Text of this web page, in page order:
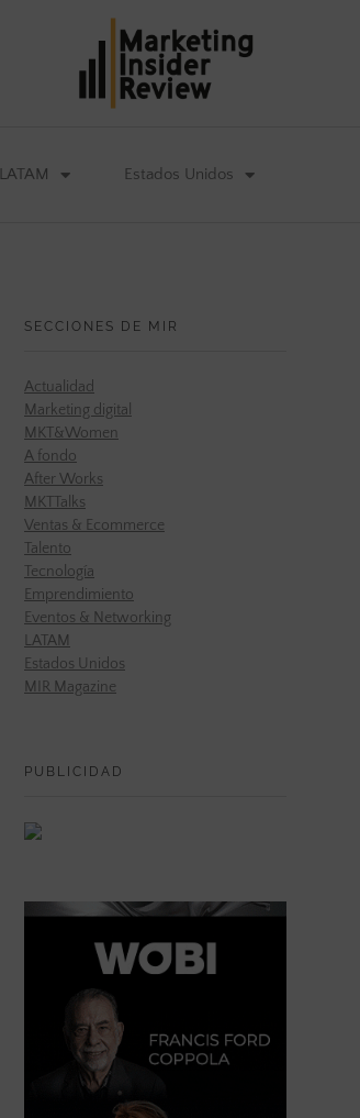
LATAM Estados Unidos
SECCIONES DE MIR
Actualidad
Marketing digital
MKT&Women
A fondo
After Works
MKTTalks
Ventas & Ecommerce
Talento
Tecnología
Emprendimiento
Eventos & Networking
LATAM
Estados Unidos
MIR Magazine
PUBLICIDAD